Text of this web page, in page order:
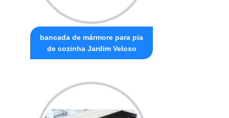
bancada de mármore para pia
de cozinha Jardim Veloso